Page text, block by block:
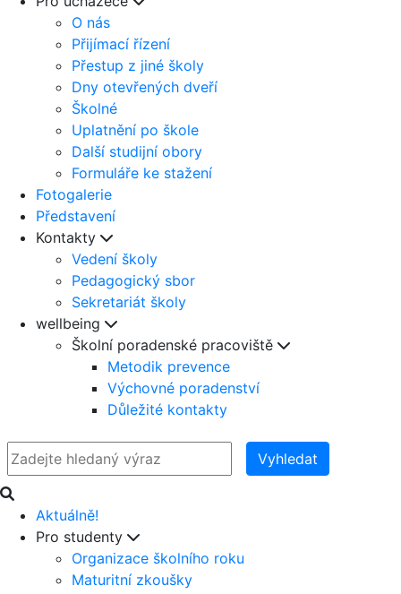
O nás
Přijímací řízení
Přestup z jiné školy
Dny otevřených dveří
Školné
Uplatnění po škole
Další studijní obory
Formuláře ke stažení
Fotogalerie
Představení
Kontakty
Vedení školy
Pedagogický sbor
Sekretariát školy
wellbeing
Školní poradenské pracoviště
Metodik prevence
Výchovné poradenství
Důležité kontakty
Vyhledat
Aktuálně!
Pro studenty
Organizace školního roku
Maturitní zkoušky